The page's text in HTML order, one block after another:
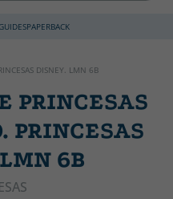
PAPERBACK
DISNEY. LMN 6B
PRINCESAS
PRINCESAS
6B